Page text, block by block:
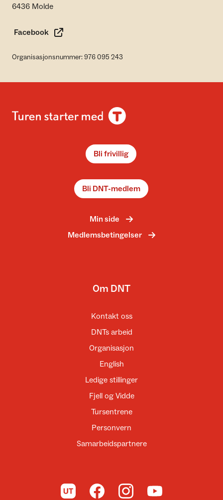
6436 Molde
Facebook
Organisasjonsnummer: 976 095 243
Bli frivillig
Bli DNT-medlem
Min side
Medlemsbetingelser
Om DNT
Kontakt oss
DNTs arbeid
Organisasjon
English
Ledige stillinger
Fjell og Vidde
Tursentrene
Personvern
Samarbeidspartnere
Til UT.no Til DNT på Facebook
Til DNT på Instagram
Til DNT på YouTube